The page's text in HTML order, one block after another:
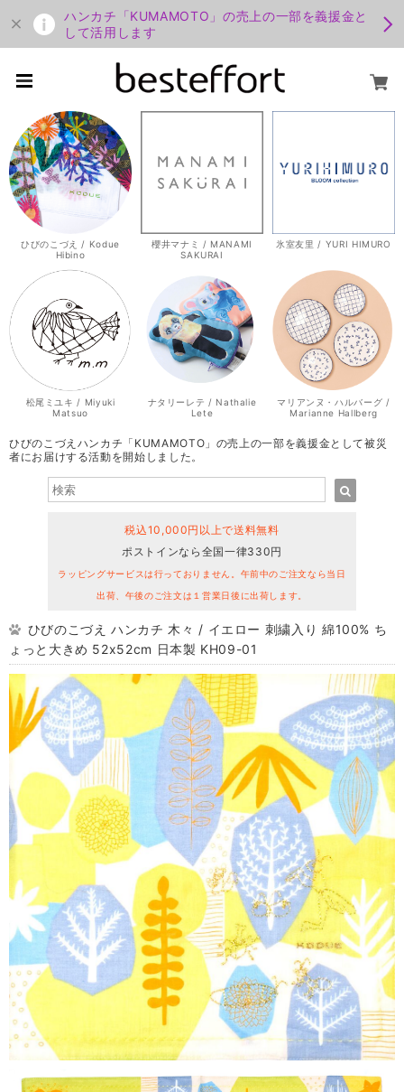
ハンカチ「KUMAMOTO」の売上の一部を義援金と
して活用します
ひびのこづえ / Kodue
Hibino
櫻井マナミ / MANAMI
SAKURAI
氷室友里 / YURI HIMURO
松尾ミユキ / Miyuki
Matsuo
ナタリーレテ / Nathalie
Lete
マリアンヌ・ハルバーグ /
Marianne Hallberg
ひびのこづえハンカチ「KUMAMOTO」の売上の一部を義援金として被災
者にお届けする活動を開始しました。
税込10,000円以上で送料無料
ポストインなら全国一律330円
ラッピングサービスは行っておりません。午前中のご注文なら当日
出荷、午後のご注文は１営業日後に出荷します。
ひびのこづえ ハンカチ 木々 / イエロー 刺繍入り 綿100% ち
ょっと大きめ 52x52cm 日本製 KH09-01